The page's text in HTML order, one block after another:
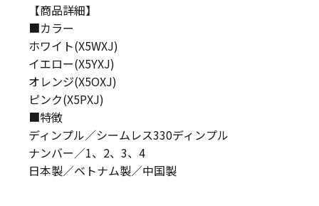
【商品詳細】
■カラー
ホワイト(X5WXJ)
イエロー(X5YXJ)
オレンジ(X5OXJ)
ピンク(X5PXJ)
■特徴
ディンプル／シームレス330ディンプル
ナンバー／1、2、3、4
日本製／ベトナム製／中国製